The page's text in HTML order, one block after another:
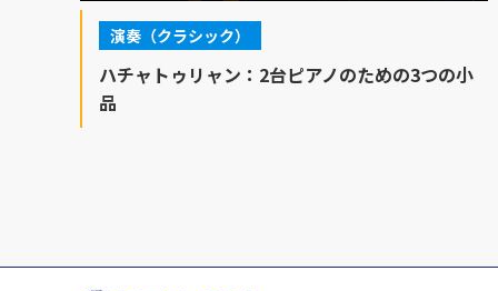
演奏（クラシック）
ハチャトゥリャン：2台ピアノのための3つの小
品